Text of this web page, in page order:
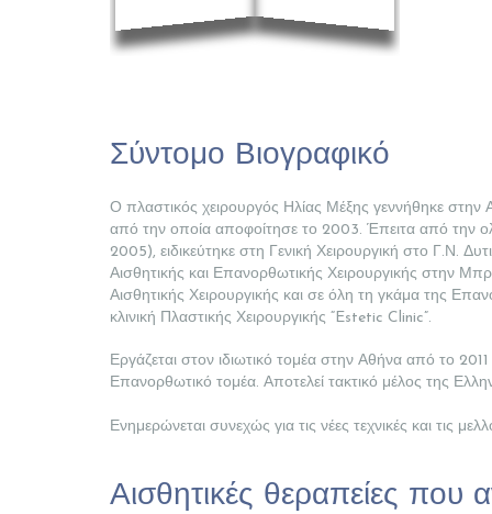
Σύντομο Βιογραφικό
Ο πλαστικός χειρουργός Ηλίας Μέξης γεννήθηκε
από την οποία αποφοίτησε το 2003. Έπειτα από την
2005), ειδικεύτηκε στη Γενική Χειρουργική στο Γ.Ν.
Αισθητικής και Επανορθωτικής Χειρουργικής στην
Αισθητικής Χειρουργικής και σε όλη τη γκάμα της
κλινική Πλαστικής Χειρουργικής “Estetic Clinic”.
Εργάζεται στον ιδιωτικό τομέα στην Αθήνα από το
Επανορθωτικό τομέα. Αποτελεί τακτικό μέλος της
Ενημερώνεται συνεχώς για τις νέες τεχνικές και τις
Αισθητικές θεραπείες που